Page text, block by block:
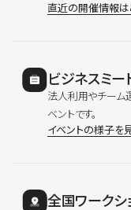
直近の開催情報は
ビジネスミー
法人利用やチーム
ベントです。
イベントの様子を
全国ワークシ